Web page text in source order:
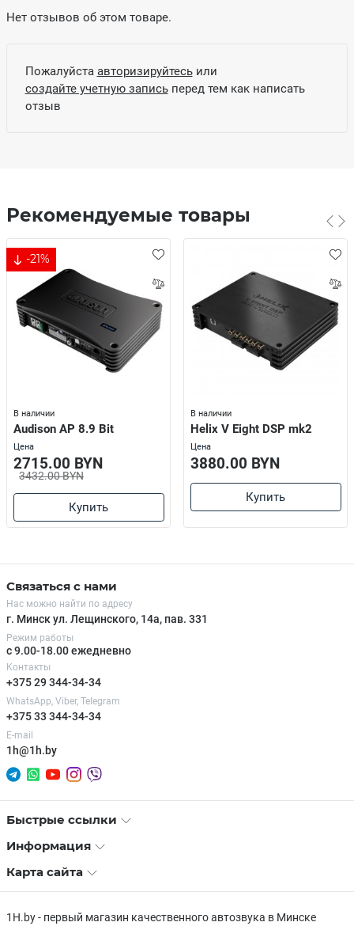
Нет отзывов об этом товаре.
Пожалуйста авторизируйтесьили
создайте учетную записьперед тем как написать
отзыв
Рекомендуемые товары
-21%
В наличии
Audison AP 8.9 Bit
Цена
2715.00 BYN
3432.00 BYN
Купить
В наличии
Helix V Eight DSP mk2
Цена
3880.00 BYN
Купить
Связаться с нами
Нас можно найти по адресу
г. Минск ул. Лещинского, 14а, пав. 331
Режим работы
с 9.00-18.00 ежедневно
Контакты
+375 29 344-34-34
WhatsApp, Viber, Telegram
+375 33 344-34-34
E-mail
1h@1h.by
Быстрые ссылки
Информация
Карта сайта
1H.by - первый магазин качественного автозвука в Минске